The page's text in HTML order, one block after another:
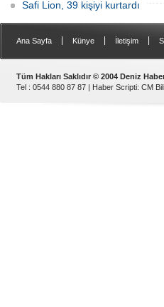
Safi Lion, 39 kişiyi kurtardı
Ana Sayfa Künye İletişim
Tüm Hakları Saklıdır © 2004 Deniz
Tel : 0544 880 87 87 | Haber Scripti: CM